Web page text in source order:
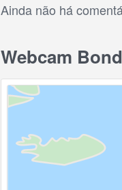
Ainda não há
Webcam